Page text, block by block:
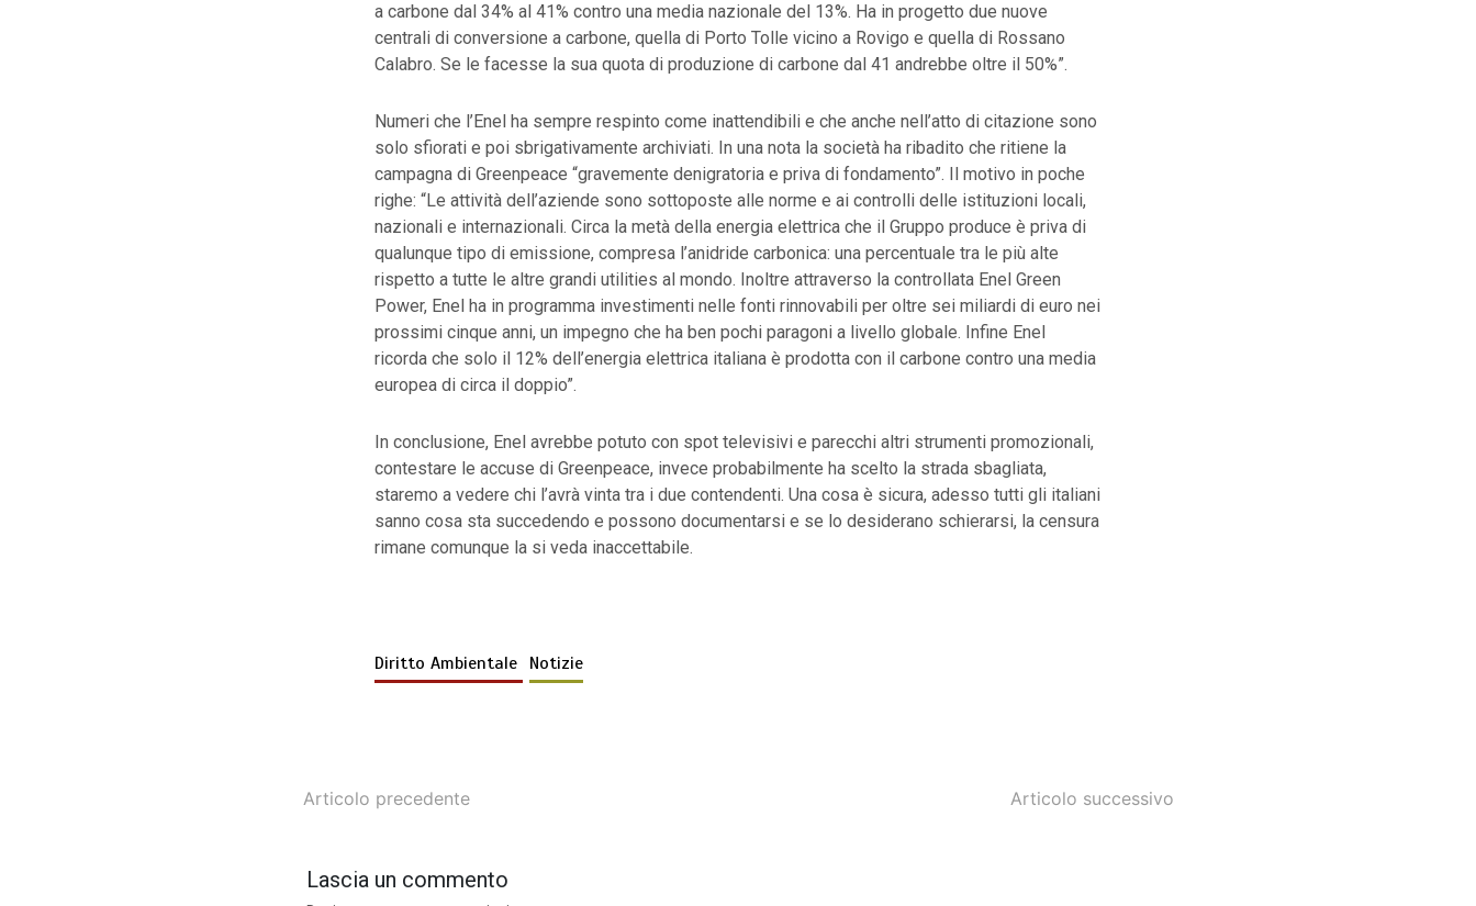
a carbone dal 34% al 41% contro una media nazionale del 13%. Ha in progetto due nuove
centrali di conversione a carbone, quella di Porto Tolle vicino a Rovigo e quella di Rossano
Calabro. Se le facesse la sua quota di produzione di carbone dal 41 andrebbe oltre il 50%”.
Numeri che l’Enel ha sempre respinto come inattendibili e che anche nell’atto di citazione sono
solo sfiorati e poi sbrigativamente archiviati. In una nota la società ha ribadito che ritiene la
campagna di Greenpeace “gravemente denigratoria e priva di fondamento”. Il motivo in poche
righe: “Le attività dell’aziende sono sottoposte alle norme e ai controlli delle istituzioni locali,
nazionali e internazionali. Circa la metà della energia elettrica che il Gruppo produce è priva di
qualunque tipo di emissione, compresa l’anidride carbonica: una percentuale tra le più alte
rispetto a tutte le altre grandi utilities al mondo. Inoltre attraverso la controllata Enel Green
Power, Enel ha in programma investimenti nelle fonti rinnovabili per oltre sei miliardi di euro nei
prossimi cinque anni, un impegno che ha ben pochi paragoni a livello globale. Infine Enel
ricorda che solo il 12% dell’energia elettrica italiana è prodotta con il carbone contro una media
europea di circa il doppio”.
In conclusione, Enel avrebbe potuto con spot televisivi e parecchi altri strumenti promozionali,
contestare le accuse di Greenpeace, invece probabilmente ha scelto la strada sbagliata,
staremo a vedere chi l’avrà vinta tra i due contendenti. Una cosa è sicura, adesso tutti gli italiani
sanno cosa sta succedendo e possono documentarsi e se lo desiderano schierarsi, la censura
rimane comunque la si veda inaccettabile.
Diritto Ambientale Notizie
Articolo precedente Articolo successivo
Lascia un commento